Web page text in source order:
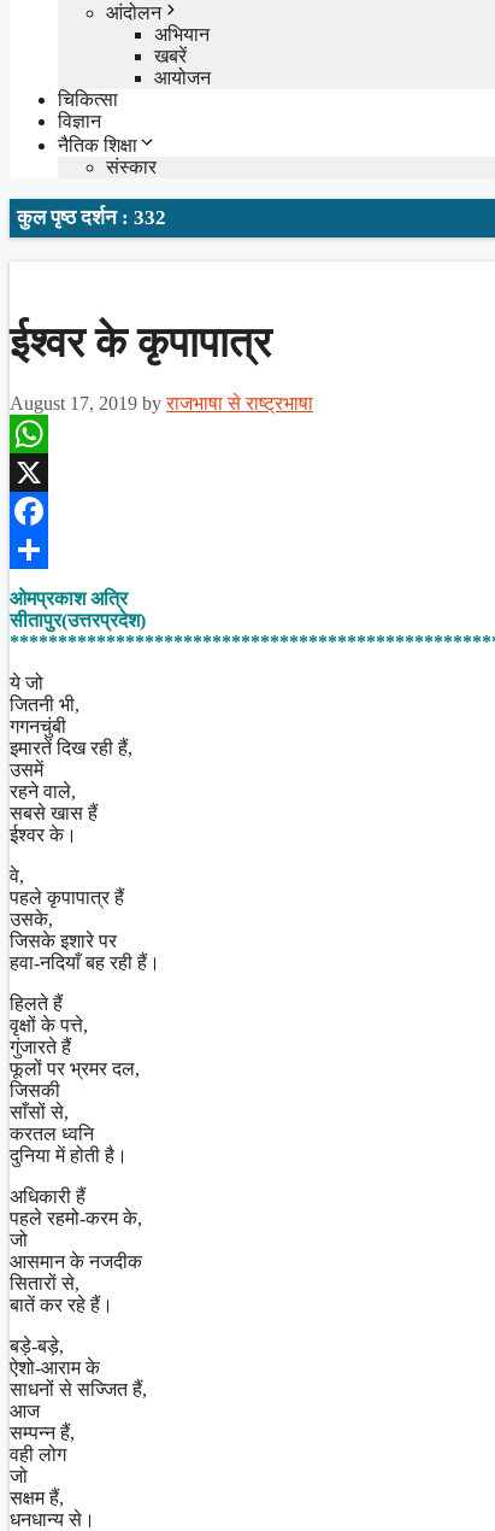
आंदोलन
अभियान
खबरें
आयोजन
चिकित्सा
विज्ञान
नैतिक शिक्षा
संस्कार
कुल पृष्ठ दर्शन : 332
ईश्वर के कृपापात्र
August 17, 2019 byराजभाषा से राष्ट्रभाषा
WhatsApp
X
Facebook
Share
ओमप्रकाश अत्रि
सीतापुर(उत्तरप्रदेश)
ये जो
जितनी भी,
गगनचुंबी
इमारतें दिख रही हैं,
उसमें
रहने वाले,
सबसे खास हैं
ईश्वर के।
वे,
पहले कृपापात्र हैं
उसके,
जिसके इशारे पर
हवा-नदियाँ बह रही हैं।
हिलते हैं
वृक्षों के पत्ते,
गुंजारते हैं
फूलों पर भ्रमर दल,
जिसकी
साँसों से,
करतल ध्वनि
दुनिया में होती है।
अधिकारी हैं
पहले रहमो-करम के,
जो
आसमान के नजदीक
सितारों से,
बातें कर रहे हैं।
बड़े-बड़े,
ऐशो-आराम के
साधनों से सज्जित हैं,
आज
सम्पन्न हैं,
वही लोग
जो
सक्षम हैं,
धनधान्य से।